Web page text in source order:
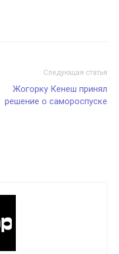
Следующая статья
Жогорку Кенеш принял
решение о самороспуске